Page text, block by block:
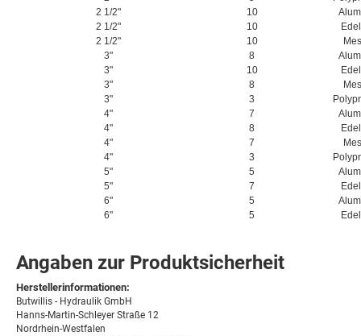
2 1/2"
10
2 1/2"
10
2 1/2"
10
3"
8
3"
10
3"
8
3"
3
4"
7
4"
8
4"
7
4"
3
5"
5
5"
7
6"
5
6"
5
Angaben zur Produktsicherheit
Herstellerinformationen:
Butwillis - Hydraulik GmbH
Hanns-Martin-Schleyer Straße 12
Nordrhein-Westfalen